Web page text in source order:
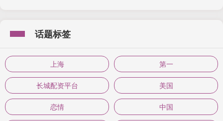
话题标签
上海 第一
长城配资平台 美国
恋情 中国